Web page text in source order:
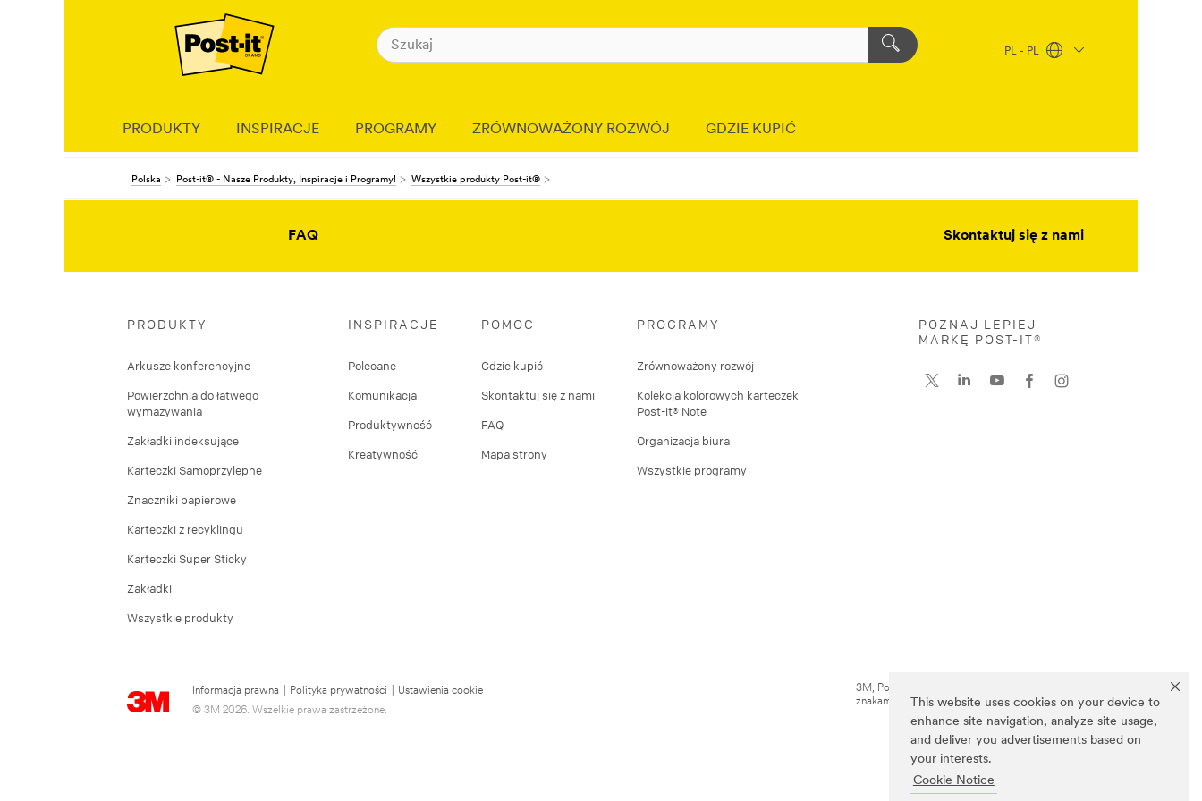
This website uses cookies on your device to
enhance site navigation, analyze site usage,
and deliver you advertisements based on
your interests.
Cookie Notice
PL - PL
PRODUKTY INSPIRACJE PROGRAMY ZRÓWNOWAŻONY ROZWÓJ GDZIE KUPIĆ
Polska Post-it® - Nasze Produkty, Inspiracje i Programy! Wszystkie produkty Post-it®
FAQ Skontaktuj się z nami
PRODUKTY
Arkusze konferencyjne
Powierzchnia do łatwego
wymazywania
Zakładki indeksujące
Karteczki Samoprzylepne
Znaczniki papierowe
Karteczki z recyklingu
Karteczki Super Sticky
Zakładki
Wszystkie produkty
INSPIRACJE
Polecane
Komunikacja
Produktywność
Kreatywność
POMOC
Gdzie kupić
Skontaktuj się z nami
FAQ
Mapa strony
PROGRAMY
Zrównoważony rozwój
Kolekcja kolorowych karteczek
Post-it® Note
Organizacja biura
Wszystkie programy
Informacja prawna Polityka prywatności
Ustawienia cookie
© 3M 2026. Wszelkie prawa zastrzeżone.
POZNAJ LEPIEJ
MARKĘ POST-IT®
3M, Post-it® oraz kolor Canary Yellow™ są
znakami towarowymi firmy 3M.